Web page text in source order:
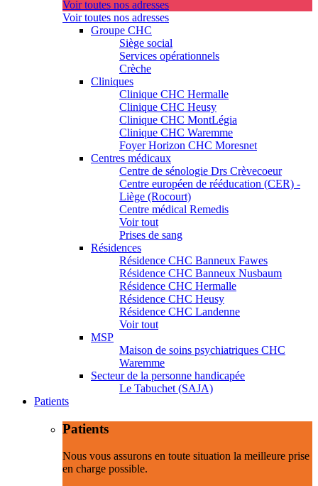
Voir toutes nos adresses
Voir toutes nos adresses
Groupe CHC
Siège social
Services opérationnels
Crèche
Cliniques
Clinique CHC Hermalle
Clinique CHC Heusy
Clinique CHC MontLégia
Clinique CHC Waremme
Foyer Horizon CHC Moresnet
Centres médicaux
Centre de sénologie Drs Crèvecoeur
Centre européen de rééducation (CER) -
Liège (Rocourt)
Centre médical Remedis
Voir tout
Prises de sang
Résidences
Résidence CHC Banneux Fawes
Résidence CHC Banneux Nusbaum
Résidence CHC Hermalle
Résidence CHC Heusy
Résidence CHC Landenne
Voir tout
MSP
Maison de soins psychiatriques CHC
Waremme
Secteur de la personne handicapée
Le Tabuchet (SAJA)
Patients
Patients
Nous vous assurons en toute situation la meilleure prise
en charge possible.